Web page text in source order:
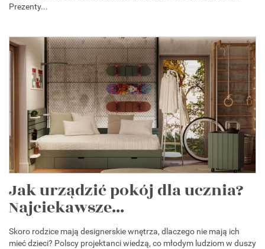
Prezenty...
Jak urządzić pokój dla ucznia?
Najciekawsze...
Skoro rodzice mają designerskie wnętrza, dlaczego nie mają ich
mieć dzieci? Polscy projektanci wiedzą, co młodym ludziom w duszy